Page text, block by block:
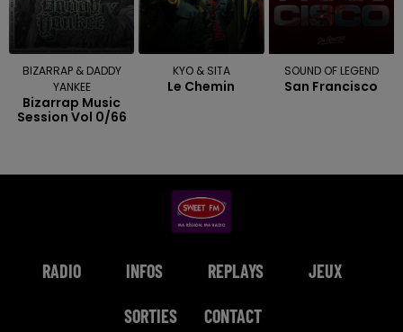
BIZARRAP & DADDY
YANKEE
Bizarrap Music
Session Vol 0/66
KYO & SITA
Le Chemin
SOUND OF LEGEND
San Francisco
RADIO INFOS REPLAYS JEUX
SORTIES CONTACT